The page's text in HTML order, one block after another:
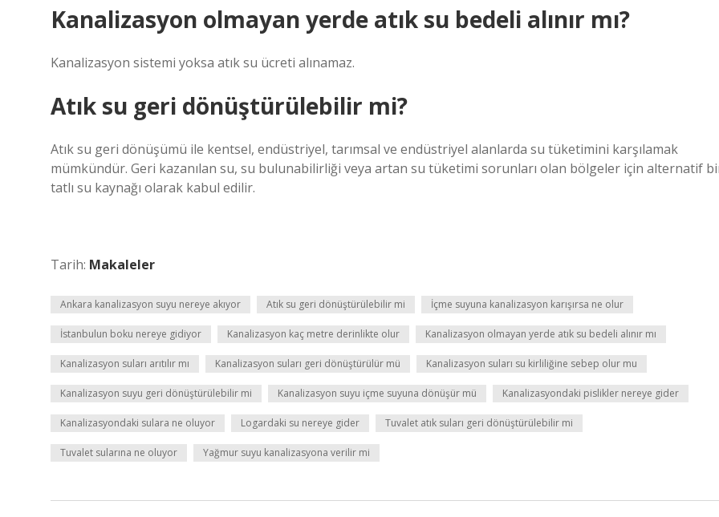
Kanalizasyon olmayan yerde atık su bedeli alınır mı?
Kanalizasyon sistemi yoksa atık su ücreti alınamaz.
Atık su geri dönüştürülebilir mi?
Atık su geri dönüşümü ile kentsel, endüstriyel, tarımsal ve endüstriyel alanlarda su tüketimini karşılamak
mümkündür. Geri kazanılan su, su bulunabilirliği veya artan su tüketimi sorunları olan bölgeler için alternatif
tatlı su kaynağı olarak kabul edilir.
Tarih: Makaleler
Ankara kanalizasyon suyu nereye akıyor Atık su geri dönüştürülebilir mi İçme suyuna kanalizasyon karışırsa ne olur
İstanbulun boku nereye gidiyor Kanalizasyon kaç metre derinlikte olur Kanalizasyon olmayan yerde atık su bedeli alınır mı
Kanalizasyon suları arıtılır mı Kanalizasyon suları geri dönüştürülür mü Kanalizasyon suları su kirliliğine sebep olur mu
Kanalizasyon suyu geri dönüştürülebilir mi Kanalizasyon suyu içme suyuna dönüşür mü Kanalizasyondaki pislikler nereye gider
Kanalizasyondaki sulara ne oluyor Logardaki su nereye gider Tuvalet atık suları geri dönüştürülebilir mi
Tuvalet sularına ne oluyor Yağmur suyu kanalizasyona verilir mi